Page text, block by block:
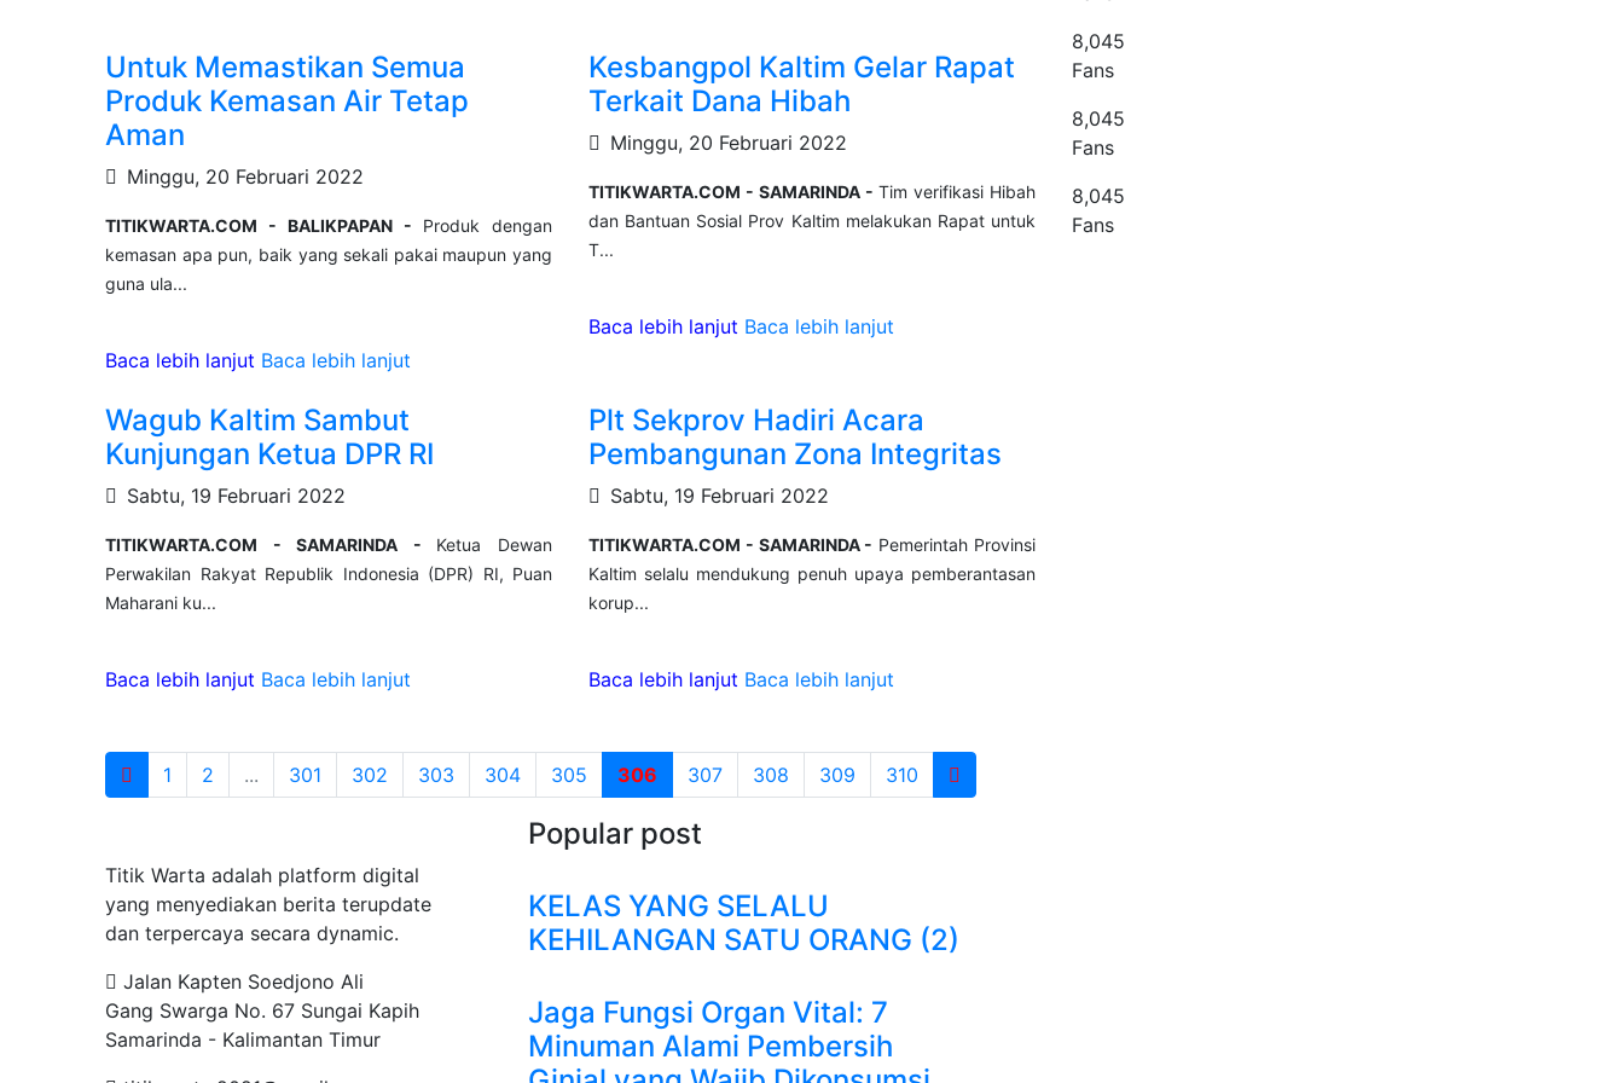
Untuk Memastikan Semua
Produk Kemasan Air Tetap
Aman
Minggu, 20 Februari 2022
TITIKWARTA.COM - BALIKPAPAN - Produk dengan
kemasan apa pun, baik yang sekali pakai maupun yang
guna ula...
Baca lebih lanjut Baca lebih lanjut
Kesbangpol Kaltim Gelar Rapat
Terkait Dana Hibah
Minggu, 20 Februari 2022
TITIKWARTA.COM - SAMARINDA - Tim verifikasi Hibah
dan Bantuan Sosial Prov Kaltim melakukan Rapat untuk
T...
Baca lebih lanjut Baca lebih lanjut
Wagub Kaltim Sambut
Kunjungan Ketua DPR RI
Sabtu, 19 Februari 2022
TITIKWARTA.COM - SAMARINDA - Ketua Dewan
Perwakilan Rakyat Republik Indonesia (DPR) RI, Puan
Maharani ku...
Baca lebih lanjut Baca lebih lanjut
Plt Sekprov Hadiri Acara
Pembangunan Zona Integritas
Sabtu, 19 Februari 2022
TITIKWARTA.COM - SAMARINDA - Pemerintah Provinsi
Kaltim selalu mendukung penuh upaya pemberantasan
korup...
Baca lebih lanjut Baca lebih lanjut
8,045
Fans
8,045
Fans
8,045
Fans
1 2 ... 301 302 303 304 305 306 307 308 309 310
Titik Warta adalah platform digital
yang menyediakan berita terupdate
dan terpercaya secara dynamic.
Jalan Kapten Soedjono Ali
Gang Swarga No. 67 Sungai Kapih
Samarinda - Kalimantan Timur
Popular post
KELAS YANG SELALU
KEHILANGAN SATU ORANG (2)
Jaga Fungsi Organ Vital: 7
Minuman Alami Pembersih